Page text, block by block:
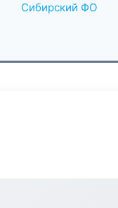
Сибирский ФО